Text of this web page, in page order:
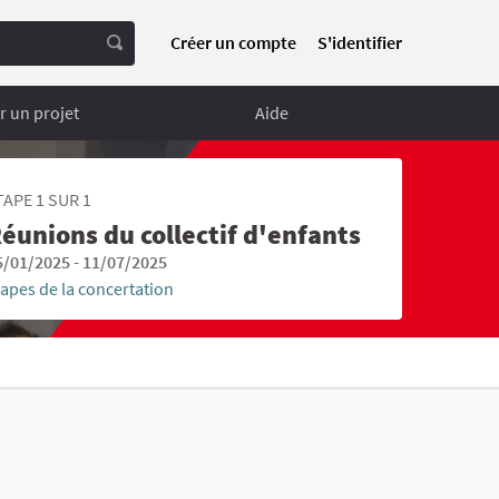
Créer un compte S'identifier
un projet Aide
1 SUR 1
du collectif d'enfants
01/2025 - 11/07/2025
de la concertation